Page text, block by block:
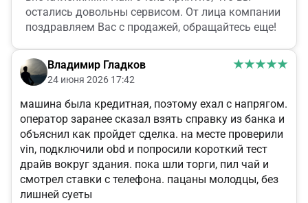
остались довольны сервисом. От лица компании
поздравляем Вас с продажей, обращайтесь еще!
Владимир Гладков
24 июня 2026 17:42
машина была кредитная, поэтому ехал с напрягом.
оператор заранее сказал взять справку из банка и
объяснил как пройдет сделка. на месте проверили
vin, подключили obd и попросили короткий тест
драйв вокруг здания. пока шли торги, пил чай и
смотрел ставки с телефона. пацаны молодцы, без
лишней суеты